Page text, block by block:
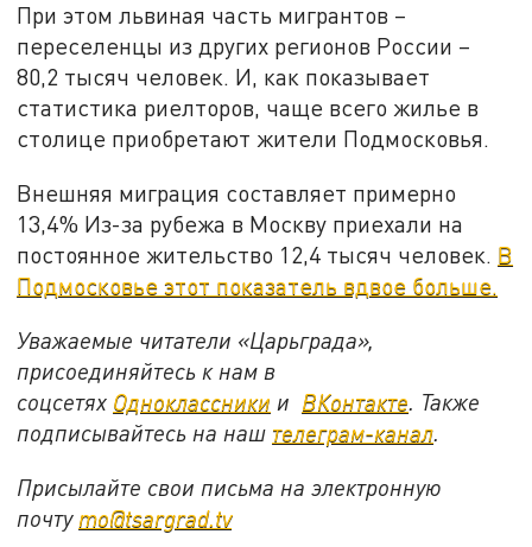
При этом львиная часть мигрантов –
переселенцы из других регионов России –
80,2 тысяч человек. И, как показывает
статистика риелторов, чаще всего жилье в
столице приобретают жители Подмосковья.
Внешняя миграция составляет примерно
13,4% Из-за рубежа в Москву приехали на
постоянное жительство 12,4 тысяч человек. В
Подмосковье этот показатель вдвое больше.
Уважаемые читатели «Царьграда»,
присоединяйтесь к нам в
соцсетях Одноклассники и ВКонтакте. Также
подписывайтесь на наш телеграм-канал.
Присылайте свои письма на электронную
почту mo@tsargrad.tv